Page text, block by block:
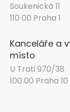
Soukenická 11
110 00 Praha 1
Kanceláře a
místo
U Trati 970/38
100 00 Praha 10